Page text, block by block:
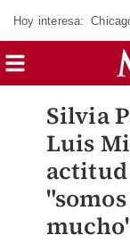
Hoy interesa:
Silvia
Luis